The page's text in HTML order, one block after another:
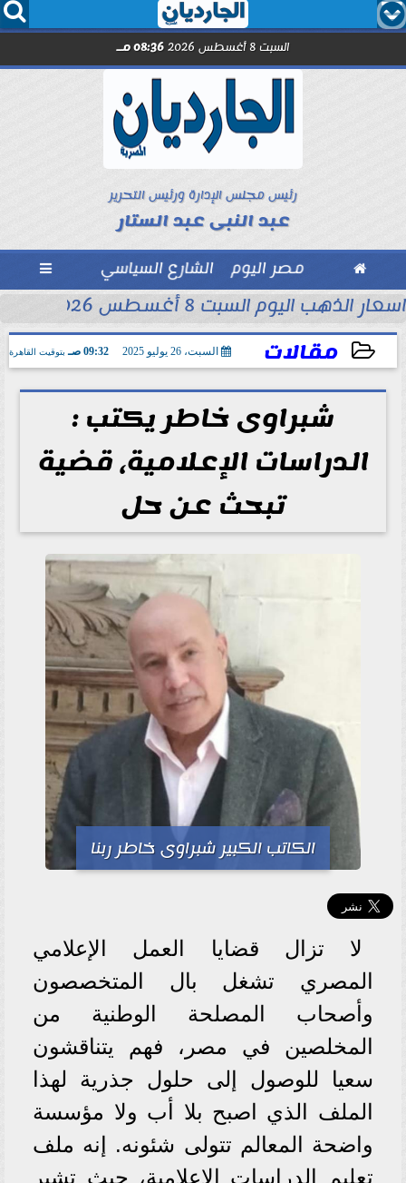
  
السبت 8 أغسطس 2026 08:36 مـ
رئيس مجلس الإدارة ورئيس التحرير
عبد النبى عبد الستار
 مصر اليوم الشارع السياسي 
اسعار الذهب اليوم السبت 8 أغسطس 2026 فى محلات الصاغة
مقالات السبت، 26 يوليو 2025 09:32 صـ بتوقيت القاهرة
2025-07-26 09:32:38
شبراوى خاطر يكتب :
الدراسات الإعلامية، قضية
تبحث عن حل
الكاتب الكبير شبراوى خاطر ربنا
لا تزال قضايا العمل الإعلامي
المصري تشغل بال المتخصصون
وأصحاب المصلحة الوطنية من
المخلصين في مصر، فهم يتناقشون
سعيا للوصول إلى حلول جذرية لهذا
الملف الذي اصبح بلا أب ولا مؤسسة
واضحة المعالم تتولى شئونه. إنه ملف
تعليم الدراسات الإعلامية، حيث تشير